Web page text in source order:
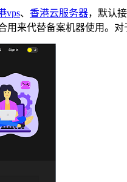
vps、 香港云服务器，默认
来代替备案机器使用。